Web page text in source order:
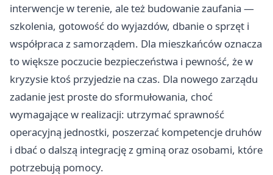
interwencje w terenie, ale też budowanie zaufania —
szkolenia, gotowość do wyjazdów, dbanie o sprzęt i
współpraca z samorządem. Dla mieszkańców oznacza
to większe poczucie bezpieczeństwa i pewność, że w
kryzysie ktoś przyjedzie na czas. Dla nowego zarządu
zadanie jest proste do sformułowania, choć
wymagające w realizacji: utrzymać sprawność
operacyjną jednostki, poszerzać kompetencje druhów
i dbać o dalszą integrację z gminą oraz osobami, które
potrzebują pomocy.